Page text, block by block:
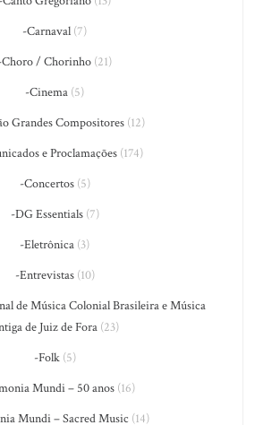
-Carnaval (7)
/ Chorinho (21)
-Cinema (5)
Grandes Compositores(12)
e Proclamações(174)
-Concertos(5)
-DG Essentials(7)
-Eletrônica (3)
-Entrevistas(10)
de Música Colonial Brasileira e Música
de Juiz de Fora (23)
-Folk(5)
Mundi – 50 anos(16)
Mundi – Sacred Music (14)